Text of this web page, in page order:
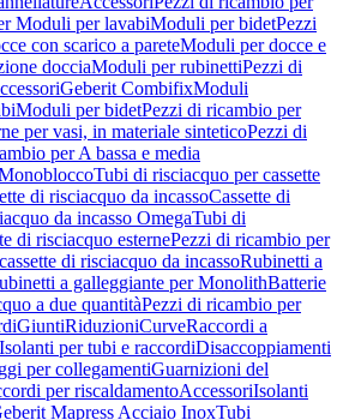
Moduli per lavabiModuli per bidetPezzi
con scarico a pareteModuli per docce e
docciaModuli per rubinettiPezzi di
Geberit CombifixModuli
Moduli per bidetPezzi di ricambio per
per vasi, in materiale sinteticoPezzi di
per A bassa e media
Tubi di risciacquo per cassette
di risciacquo da incassoCassette di
da incasso OmegaTubi di
di risciacquo esternePezzi di ricambio per
di risciacquo da incassoRubinetti a
a galleggiante per MonolithBatterie
a due quantitàPezzi di ricambio per
GiuntiRiduzioniCurveRaccordi a
Isolanti per tubi e raccordiDisaccoppiamenti
per collegamentiGuarnizioni del
per riscaldamentoAccessoriIsolanti
Mapress Acciaio InoxTubi